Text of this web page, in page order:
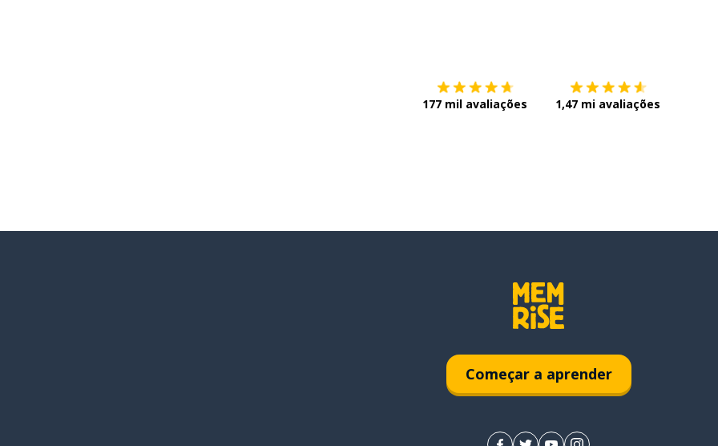
177 mil avaliações 1,47 mi avaliações
Começar a aprender